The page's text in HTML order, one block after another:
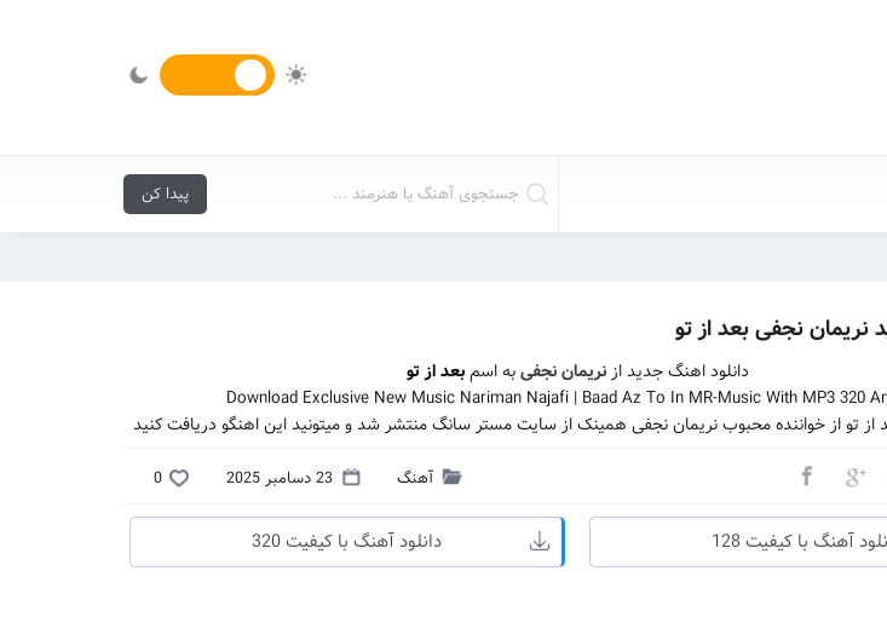
نریمان نجفی بعد از تو
دانلود اهنگ جدید ازنریمان نجفیبه اسمبعد از تو
Download Exclusive New Music Nariman Najafi | Baad Az To In MR-Music With MP3 320
از تو از خواننده محبوب نریمان نجفی همینک از سایت مستر سانگ منتشر شد و میتونید این اهنگو دریافت کنید
آهنگ 23 دسامبر 2025 0
آهنگ با کیفیت 128 دانلود آهنگ با کیفیت 320